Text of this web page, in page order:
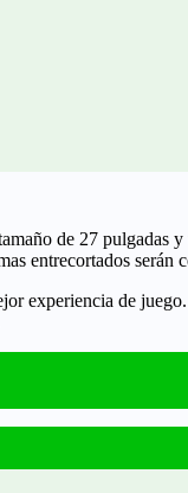
de 27 pulgadas
entrecortados serán
experiencia de